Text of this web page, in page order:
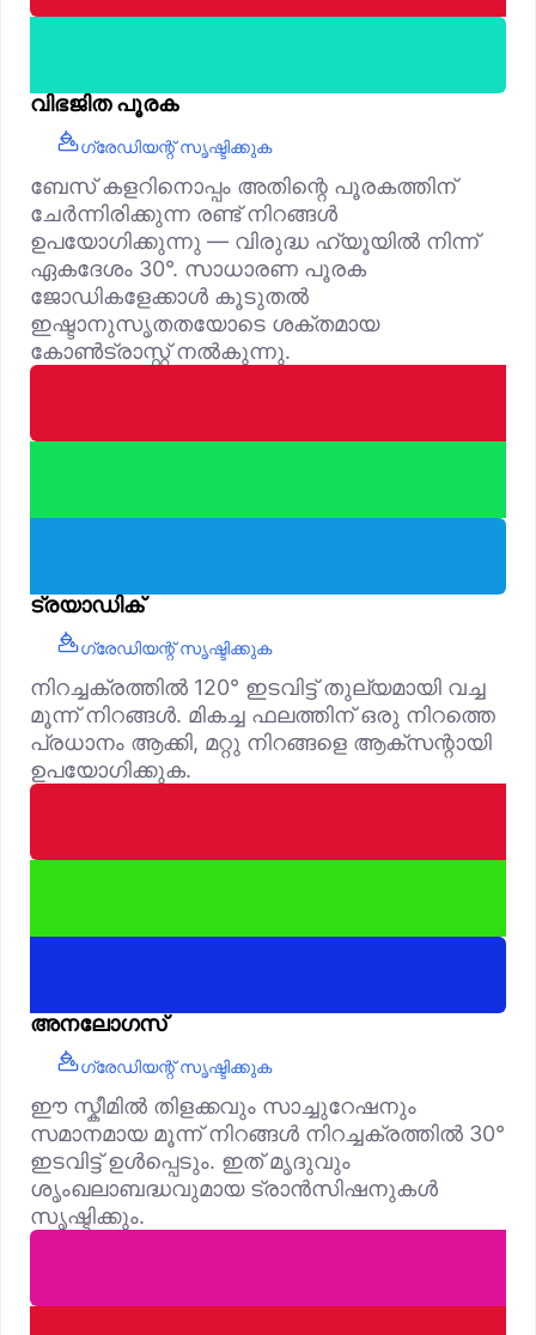
വിഭജിത പൂരക
ഗ്രേഡിയന്റ് സൃഷ്ടിക്കുക
ബേസ് കളറിനൊപ്പം അതിന്റെ പൂരകത്തിന്
ചേർന്നിരിക്കുന്ന രണ്ട് നിറങ്ങൾ
ഉപയോഗിക്കുന്നു — വിരുദ്ധ ഹ്യൂയിൽ നിന്ന്
ഏകദേശം 30°. സാധാരണ പൂരക
ജോഡികളേക്കാൾ കൂടുതൽ
ഇഷ്ടാനുസൃതതയോടെ ശക്തമായ
കോൺട്രാസ്റ്റ് നൽകുന്നു.
ട്രയാഡിക്
ഗ്രേഡിയന്റ് സൃഷ്ടിക്കുക
നിറച്ചക്രത്തിൽ 120° ഇടവിട്ട് തുല്യമായി വച്ച
മൂന്ന് നിറങ്ങൾ. മികച്ച ഫലത്തിന് ഒരു നിറത്തെ
പ്രധാനം ആക്കി, മറ്റു നിറങ്ങളെ ആക്‌സന്റായി
ഉപയോഗിക്കുക.
അനലോഗസ്
ഗ്രേഡിയന്റ് സൃഷ്ടിക്കുക
ഈ സ്കീമിൽ തിളക്കവും സാച്ചുറേഷനും
സമാനമായ മൂന്ന് നിറങ്ങൾ നിറച്ചക്രത്തിൽ 30°
ഇടവിട്ട് ഉൾപ്പെടും. ഇത് മൃദുവും
ശൃംഖലാബദ്ധവുമായ ട്രാൻസിഷനുകൾ
സൃഷ്ടിക്കും.